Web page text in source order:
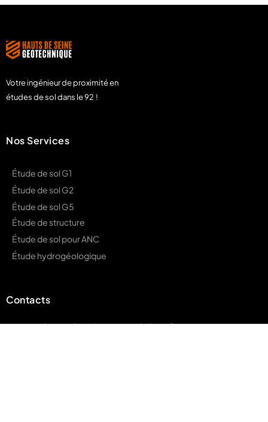
Votre ingénieur de proximité en
études de sol dans le 92 !
Nos Services
Étude de sol G1
Étude de sol G2
Étude de sol G5
Étude de structure
Étude de sol pour ANC
Étude hydrogéologique
Contacts
contact@hauts-de-seine-geotechnique.fr